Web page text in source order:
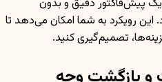
پیش‌فاکتور دقیق و بدون
این رویکرد به شما امکان می‌دهد تا
تصمیم‌گیری کنید.